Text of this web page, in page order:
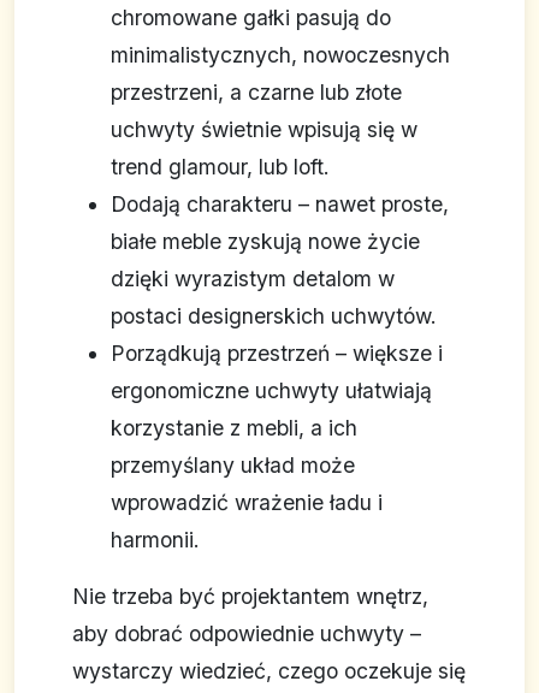
chromowane gałki pasują do
minimalistycznych, nowoczesnych
przestrzeni, a czarne lub złote
uchwyty świetnie wpisują się w
trend glamour, lub loft.
Dodają charakteru – nawet proste,
białe meble zyskują nowe życie
dzięki wyrazistym detalom w
postaci designerskich uchwytów.
Porządkują przestrzeń – większe i
ergonomiczne uchwyty ułatwiają
korzystanie z mebli, a ich
przemyślany układ może
wprowadzić wrażenie ładu i
harmonii.
Nie trzeba być projektantem wnętrz,
aby dobrać odpowiednie uchwyty –
wystarczy wiedzieć, czego oczekuje się